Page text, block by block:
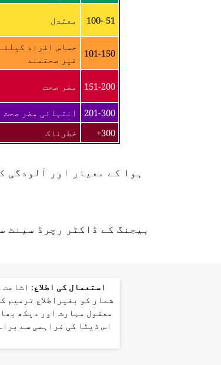
51 -100 معتدل
101-150
حساس افراد
غیر صحتمند
151-200 مضر صحت
201-300
انتہائی مضر صحت
300+
خطرناک
ہوا کے معیار اور آلودگی
بیجنگ کے ڈاکٹر رچرڈ
استعمال کی اطلاع: اشاعت
شمار کو بغیراطلاع ترمیم
معقول مہارت اور دیکھ
اس ڈیٹا کی فراہمی سے